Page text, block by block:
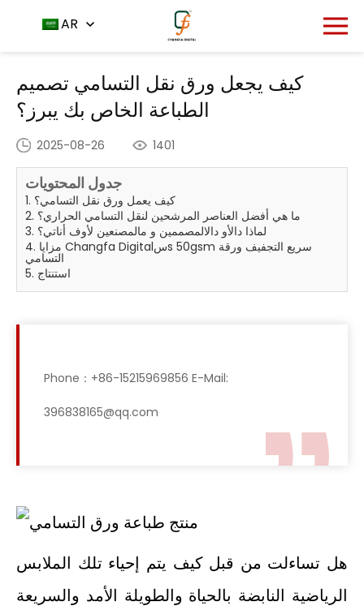
AR
الصفحة الرئيسية مركز الأخبار
كيف يجعل ورق نقل التسامي
كيف يجعل ورق نقل التسامي تصميم
الطباعة الخاص بك يبرز؟
2025-08-26 1401
جدول المحتويات
1. كيف يعمل ورق نقل التسامي؟
2. ما هي أفضل العناصر المرشحين لنقل التسامي الحراري؟
3. لماذا دالأو دالالمصممين و مالمصنعين لأوف أناتي؟
4. مزايا Changfa Digitalسs 50gsm سريع التجفيف ورقة
التسامي
5. استنتاج
Phone：+86-15215969856 E-Mail:
396838165@qq.com
هل تساءلت من قبل كيف يتم إحياء تلك الملابس
الرياضية النابضة بالحياة والطويلة الأمد والسريعة